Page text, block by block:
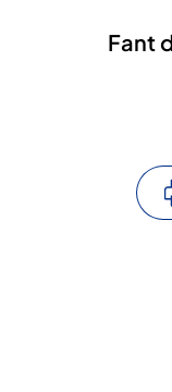
Fant